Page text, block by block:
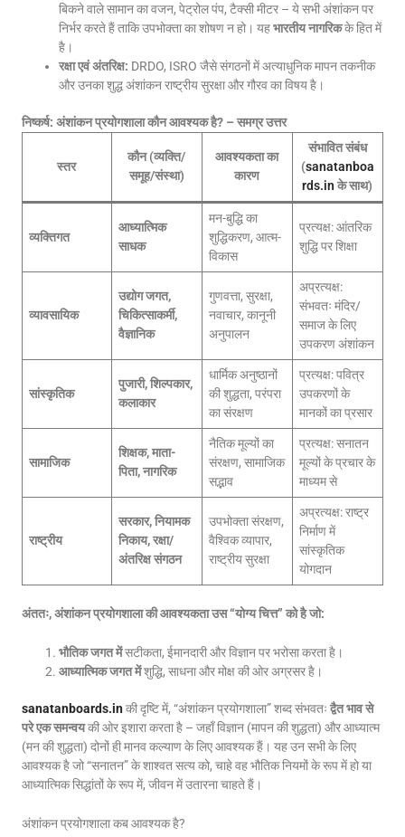
बिकने वाले सामान का वजन, पेट्रोल पंप, टैक्सी मीटर – ये सभी अंशांकन पर
निर्भर करते हैं ताकि उपभोक्ता का शोषण न हो। यहभारतीय नागरिकके हित में
है।
रक्षा एवं अंतरिक्ष: DRDO, ISRO जैसे संगठनों में अत्याधुनिक मापन तकनीक
और उनका शुद्ध अंशांकन राष्ट्रीय सुरक्षा और गौरव का विषय है।
निष्कर्ष: अंशांकन प्रयोगशाला कौन आवश्यक है? – समग्र उत्तर
स्तर
कौन (व्यक्ति/
समूह/संस्था)
आवश्यकता का
कारण
संभावित संबंध
(sanatanboa
rds.in के साथ)
व्यक्तिगत
आध्यात्मिक
साधक
मन-बुद्धि का
शुद्धिकरण, आत्म-
विकास
प्रत्यक्ष: आंतरिक
शुद्धि पर शिक्षा
व्यावसायिक
उद्योग जगत,
चिकित्साकर्मी,
वैज्ञानिक
गुणवत्ता, सुरक्षा,
नवाचार, कानूनी
अनुपालन
अप्रत्यक्ष:
संभवतः मंदिर/
समाज के लिए
उपकरण अंशांकन
सांस्कृतिक
पुजारी, शिल्पकार,
कलाकार
धार्मिक अनुष्ठानों
की शुद्धता, परंपरा
का संरक्षण
प्रत्यक्ष: पवित्र
उपकरणों के
मानकों का प्रसार
सामाजिक
शिक्षक, माता-
पिता, नागरिक
नैतिक मूल्यों का
संरक्षण, सामाजिक
सद्भाव
प्रत्यक्ष: सनातन
मूल्यों के प्रचार के
माध्यम से
राष्ट्रीय
सरकार, नियामक
निकाय, रक्षा/
अंतरिक्ष संगठन
उपभोक्ता संरक्षण,
वैश्विक व्यापार,
राष्ट्रीय सुरक्षा
अप्रत्यक्ष: राष्ट्र
निर्माण में
सांस्कृतिक
योगदान
अंततः, अंशांकन प्रयोगशाला की आवश्यकता उस “योग्य चित्त” को है जो:
भौतिक जगत मेंसटीकता, ईमानदारी और विज्ञान पर भरोसा करता है।
आध्यात्मिक जगत मेंशुद्धि, साधना और मोक्ष की ओर अग्रसर है।
sanatanboards.inकी दृष्टि में, “अंशांकन प्रयोगशाला” शब्द संभवतः द्वैत भाव से
परे एक समन्वयकी ओर इशारा करता है – जहाँ विज्ञान (मापन की शुद्धता) और आध्यात्म
(मन की शुद्धता) दोनों ही मानव कल्याण के लिए आवश्यक हैं। यह उन सभी के लिए
आवश्यक है जो “सनातन” के शाश्वत सत्य को, चाहे वह भौतिक नियमों के रूप में हो या
आध्यात्मिक सिद्धांतों के रूप में, जीवन में उतारना चाहते हैं।
अंशांकन प्रयोगशाला कब आवश्यक है?